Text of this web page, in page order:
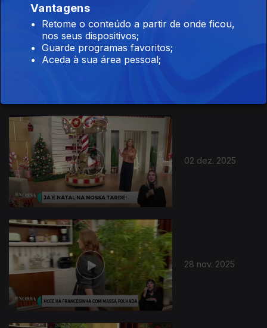
02 dez. 2025
28 nov. 2025
Vantagens
Retome o conteúdo a partir de onde ficou,
nos seus dispositivos;
Guarde programas favoritos;
Aceda à sua área pessoal;